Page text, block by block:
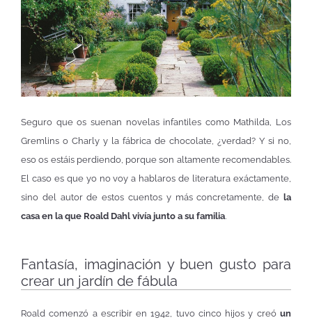
Seguro que os suenan novelas infantiles como Mathilda, Los
Gremlins o Charly y la fábrica de chocolate, ¿verdad? Y si no,
eso os estáis perdiendo, porque son altamente recomendables.
El caso es que yo no voy a hablaros de literatura exáctamente,
sino del autor de estos cuentos y más concretamente, de la
casa en la que Roald Dahl vivía junto a su familia.
Fantasía, imaginación y buen gusto para
crear un jardín de fábula
Roald comenzó a escribir en 1942, tuvo cinco hijos y creó un